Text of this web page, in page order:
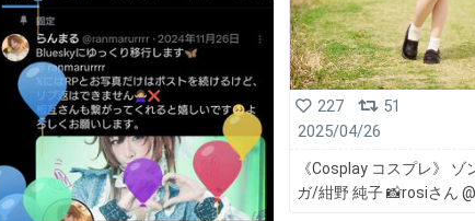
227
51
2025/04/26
《Cosplay コスプレ》 ゾ
ガ/紺野 純子 📸rosiさん